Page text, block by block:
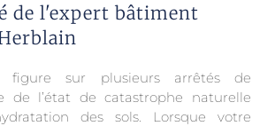
de l'expert bâtiment
figure sur plusieurs arrêtés de
de l’état de catastrophe naturelle
des sols. Lorsque votre